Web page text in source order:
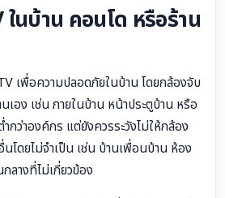
ในบ้าน คอนโด หรือร้าน
เพื่อความปลอดภัยในบ้าน โดยกล้องจับ
เอง เช่น ภายในบ้าน หน้าประตูบ้าน หรือ
ำกว่าองค์กร แต่ยังควรระวังไม่ให้กล้อง
ดยไม่จำเป็น เช่น บ้านเพื่อนบ้าน ห้อง
างที่ไม่เกี่ยวข้อง